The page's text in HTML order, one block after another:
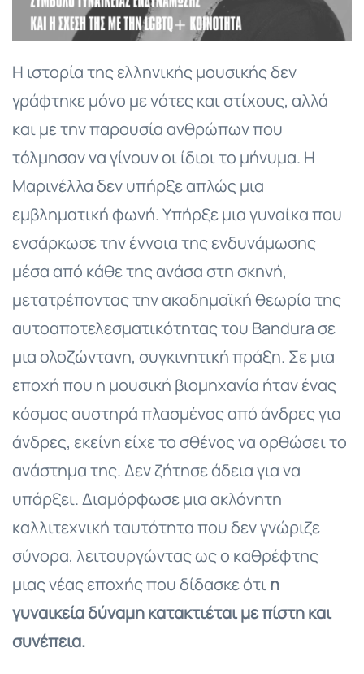
Η ιστορία της ελληνικής μουσικής δεν
γράφτηκε μόνο με νότες και στίχους, αλλά
και με την παρουσία ανθρώπων που
τόλμησαν να γίνουν οι ίδιοι το μήνυμα. Η
Μαρινέλλα δεν υπήρξε απλώς μια
εμβληματική φωνή. Υπήρξε μια γυναίκα που
ενσάρκωσε την έννοια της ενδυνάμωσης
μέσα από κάθε της ανάσα στη σκηνή,
μετατρέποντας την ακαδημαϊκή θεωρία της
αυτοαποτελεσματικότητας του Bandura σε
μια ολοζώντανη, συγκινητική πράξη. Σε μια
εποχή που η μουσική βιομηχανία ήταν ένας
κόσμος αυστηρά πλασμένος από άνδρες για
άνδρες, εκείνη είχε το σθένος να ορθώσει το
ανάστημα της. Δεν ζήτησε άδεια για να
υπάρξει. Διαμόρφωσε μια ακλόνητη
καλλιτεχνική ταυτότητα που δεν γνώριζε
σύνορα, λειτουργώντας ως ο καθρέφτης
μιας νέας εποχής που δίδασκε ότιη
γυναικεία δύναμη κατακτιέται με πίστη και
συνέπεια.